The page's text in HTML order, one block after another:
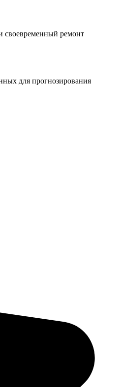
своевременный ремонт
для прогнозирования